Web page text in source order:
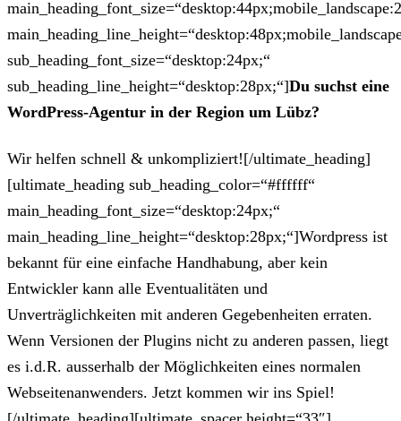
sub_heading_font_size=“desktop:24px;“
sub_heading_line_height=“desktop:28px;“]Du suchst eine
WordPress-Agentur in der Region um Lübz?
Wir helfen schnell & unkompliziert![/ultimate_heading]
[ultimate_heading sub_heading_color=“#ffffff“
main_heading_font_size=“desktop:24px;“
main_heading_line_height=“desktop:28px;“]Wordpress ist
bekannt für eine einfache Handhabung, aber kein
Entwickler kann alle Eventualitäten und
Unverträglichkeiten mit anderen Gegebenheiten erraten.
Wenn Versionen der Plugins nicht zu anderen passen, liegt
es i.d.R. ausserhalb der Möglichkeiten eines normalen
Webseitenanwenders. Jetzt kommen wir ins Spiel!